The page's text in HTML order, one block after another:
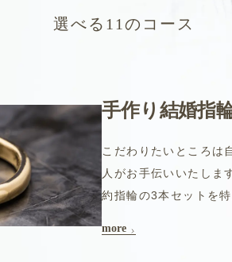
選べる11のコース
手作り結婚指
こだわりたいところは
人がお手伝いいたしま
約指輪の3本セットを
more